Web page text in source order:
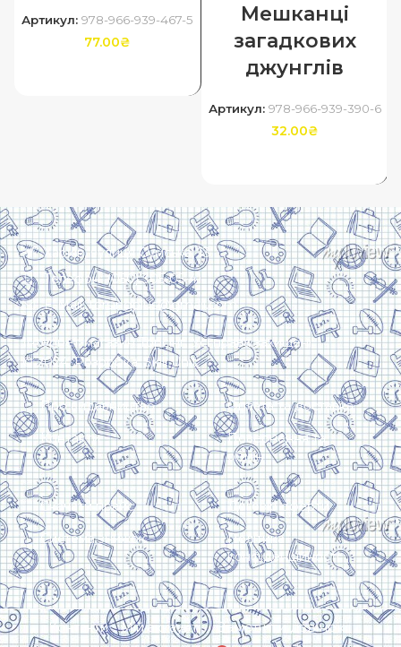
Артикул: 978-966-939-467-5
77.00₴
Мешканці
загадкових
джунглів
Артикул: 978-966-939-390-6
32.00₴
Харків, вулиця Сумська, 13
Телефон: (050) 305-05-41
E-Mail: torsingplus@gmail.com
Інтернет-магазин Торсінг. Усі права захищені
© 2024. Розробка:Skill Unit
Про видавництво
Контакти
Оплата та доставка
Повернення та
обмін
Скачати прайс
Система знижок
Договір оферти
Політика
конфіденційності
Контакти Мій аккаунт Замовити дзвінок